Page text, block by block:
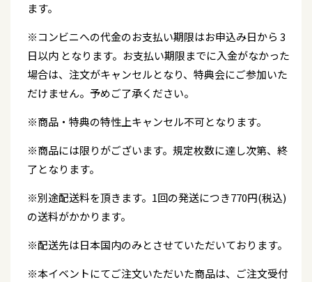
ます。
※コンビニへの代金のお支払い期限はお申込み日から 3
日以内 となります。お支払い期限までに入金がなかった
場合は、注文がキャンセルとなり、特典会にご参加いた
だけません。予めご了承ください。
※商品・特典の特性上キャンセル不可となります。
※商品には限りがございます。規定枚数に達し次第、終
了となります。
※別途配送料を頂きます。1回の発送につき770円(税込)
の送料がかかります。
※配送先は日本国内のみとさせていただいております。
※本イベントにてご注文いただいた商品は、ご注文受付